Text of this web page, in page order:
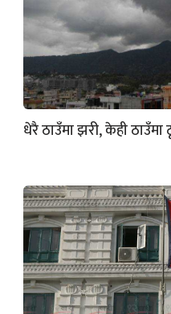
धेरै ठाउँमा झरी, केही ठाउँमा